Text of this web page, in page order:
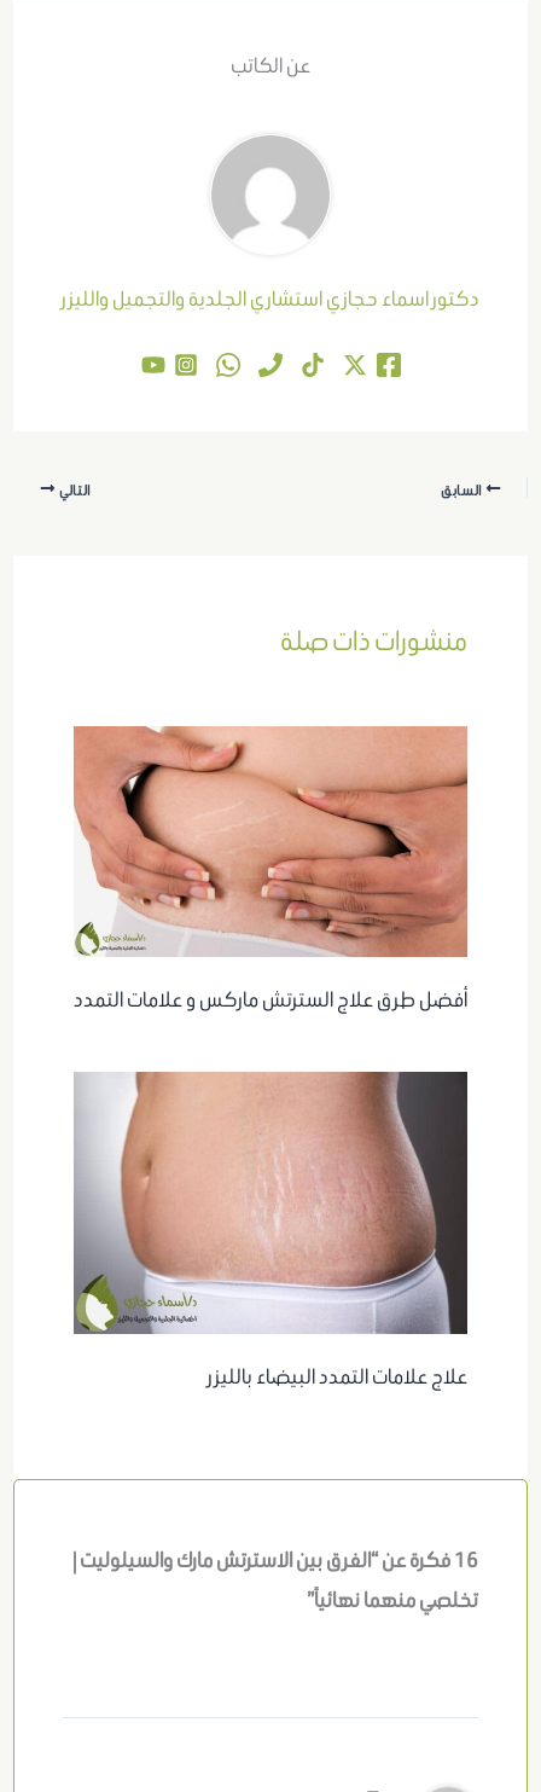
عن الكاتب
دكتور اسماء حجازي استشاري الجلدية والتجميل والليزر
السابق التالي
منشورات ذات صلة
أفضل طرق علاج السترتش ماركس و علامات التمدد
علاج علامات التمدد البيضاء بالليزر
16 فكرة عن “الفرق بين الاسترتش مارك والسيلوليت |
تخلصي منهما نهائياً”